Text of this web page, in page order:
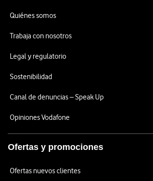
Quiénes somos
Trabaja con nosotros
Legal y regulatorio
Sostenibilidad
Canal de denuncias – Speak Up
Opiniones Vodafone
Ofertas y promociones
Ofertas nuevos clientes